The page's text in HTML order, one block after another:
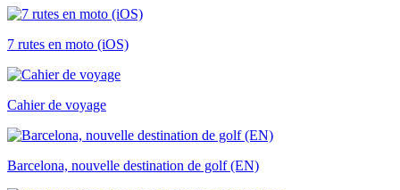
7 rutes en moto (iOS)
Cahier de voyage
Barcelona, nouvelle destination de golf (EN)